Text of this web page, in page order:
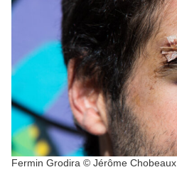
Fermin Grodira © Jérôme Chobeaux